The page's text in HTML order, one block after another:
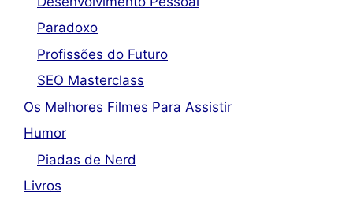
Paradoxo
Profissões do Futuro
SEO Masterclass
Os Melhores Filmes Para Assistir
Humor
Piadas de Nerd
Livros